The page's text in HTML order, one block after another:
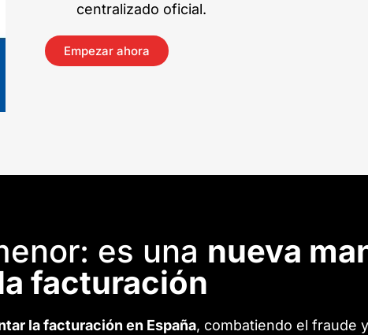
centralizado oficial.
Empezar ahora
es una nueva
facturación
la facturación en España, combatiendo el fraude